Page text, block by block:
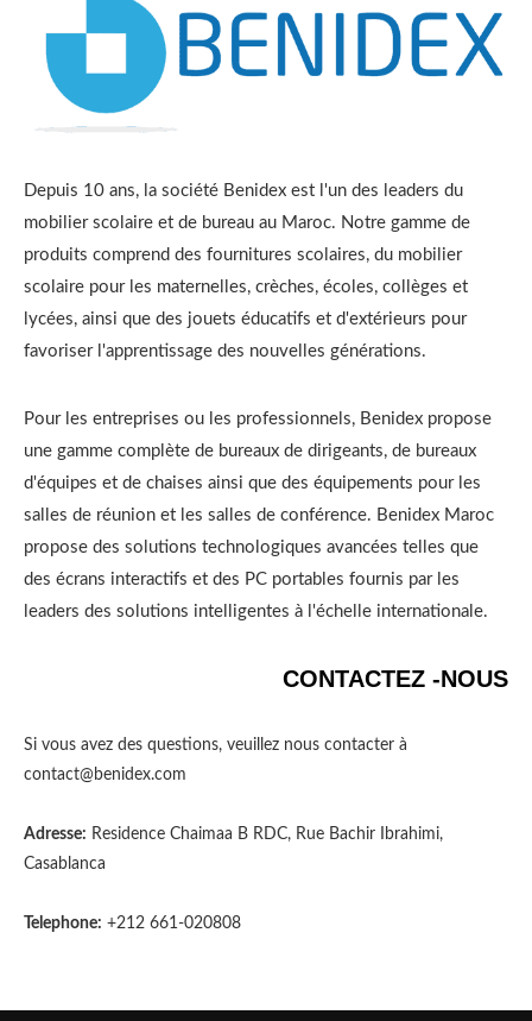
Depuis 10 ans, la société Benidex est l'un des leaders du
mobilier scolaire et de bureau au Maroc. Notre gamme de
produits comprend des fournitures scolaires, du mobilier
scolaire pour les maternelles, crèches, écoles, collèges et
lycées, ainsi que des jouets éducatifs et d'extérieurs pour
favoriser l'apprentissage des nouvelles générations.
Pour les entreprises ou les professionnels, Benidex propose
une gamme complète de bureaux de dirigeants, de bureaux
d'équipes et de chaises ainsi que des équipements pour les
salles de réunion et les salles de conférence. Benidex Maroc
propose des solutions technologiques avancées telles que
des écrans interactifs et des PC portables fournis par les
leaders des solutions intelligentes à l'échelle internationale.
CONTACTEZ -NOUS
Si vous avez des questions, veuillez nous contacter à
contact@benidex.com
Adresse: Residence Chaimaa B RDC, Rue Bachir Ibrahimi,
Casablanca
Telephone: +212 661-020808